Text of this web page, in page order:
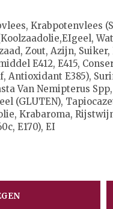
Krabpotenvlees
Zout, Azijn,
E412, E415,
Antioxidant E385),
Van Nemipterus
(GLUTEN),
Krabaroma,
E170), EI